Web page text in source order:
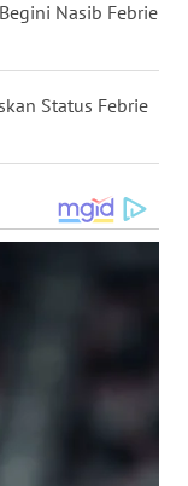
Nasib Febrie
Status Febrie